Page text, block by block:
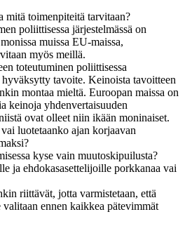
mitä toimenpiteitä tarvitaan?
poliittisessa järjestelmässä on
muissa EU-maissa,
myös meillä.
toteutuminen poliittisessa
hyväksytty tavoite. Keinoista tavoitteen
montaa mieltä. Euroopan maissa on
keinoja yhdenvertaisuuden
ovat olleet niin ikään moninaiset.
luotetaanko ajan korjaavan
kyse vain muutoskipuilusta?
ja ehdokasasettelijoille porkkanaa vai
riittävät, jotta varmistetaan, että
ennen kaikkea pätevimmät